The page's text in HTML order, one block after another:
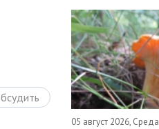
05 август 2026, Среда